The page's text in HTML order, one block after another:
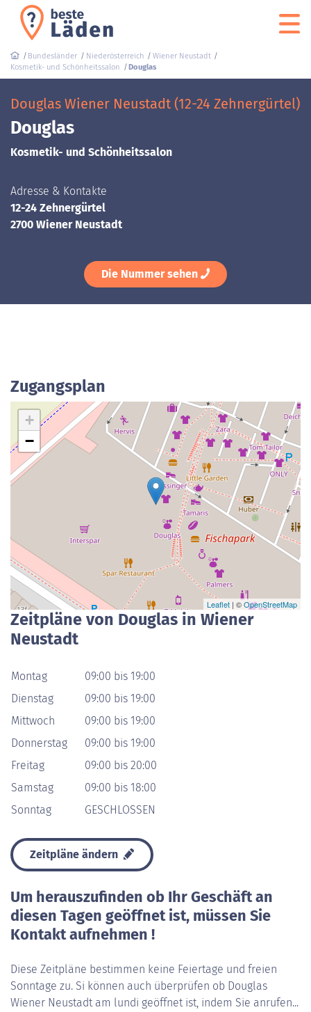
Bundesländer Niederösterreich
Wiener Neustadt
Kosmetik- und Schönheitssalon
Douglas
Douglas Wiener Neustadt (12-24 Zehnergürtel)
Douglas
Kosmetik- und Schönheitssalon
Adresse & Kontakte
12-24 Zehnergürtel
2700 Wiener Neustadt
Die Nummer sehen
Zugangsplan
+
−
Leaflet | ©OpenStreetMap
Zeitpläne von Douglas in Wiener
Neustadt
Montag
09:00 bis 19:00
Dienstag
09:00 bis 19:00
Mittwoch
09:00 bis 19:00
Donnerstag
09:00 bis 19:00
Freitag
09:00 bis 20:00
Samstag
09:00 bis 18:00
Sonntag
GESCHLOSSEN
Zeitpläne ändern
Um herauszufinden ob Ihr Geschäft an
diesen Tagen geöffnet ist, müssen Sie
Kontakt aufnehmen !
Diese Zeitpläne bestimmen keine Feiertage und freien
Sonntage zu. Si können auch überprüfen ob Douglas
Wiener Neustadt am lundi geöffnet ist, indem Sie anrufen...